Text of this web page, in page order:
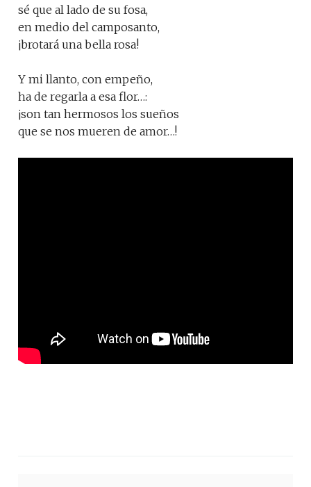
sé que al lado de su fosa,
en medio del camposanto,
¡brotará una bella rosa!
Y mi llanto, con empeño,
ha de regarla a esa flor…:
¡son tan hermosos los sueños
que se nos mueren de amor…!